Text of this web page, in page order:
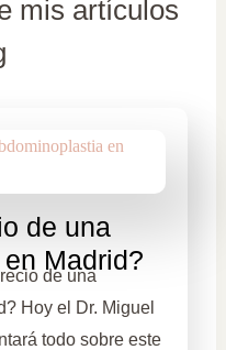
mis artículos
de una
Madrid?
de una
Hoy el Dr. Miguel
todo sobre este